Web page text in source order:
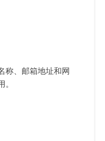
称、邮箱地址和网